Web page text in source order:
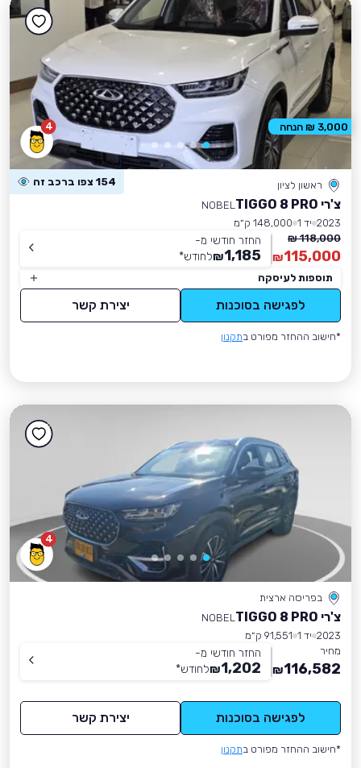
4
ראשון לציון 154 צפו ברכב זה
צ'רי TIGGO 8 PRO
NOBEL
2023 יד 1
148,000 ק״מ
118,000 ₪
115,000
₪
החזר חודשי מ-
1,185
₪לחודש*
תוספות לעיסקה
לפגישה בסוכנות יצירת קשר
*חישוב ההחזר מפורט בתקנון
3,000 ₪ הנחה
4
בפריסה ארצית
צ'רי TIGGO 8 PRO
NOBEL
2023 יד 1
91,551 ק״מ
מחיר
116,582
₪
החזר חודשי מ-
1,202
₪לחודש*
לפגישה בסוכנות יצירת קשר
*חישוב ההחזר מפורט בתקנון